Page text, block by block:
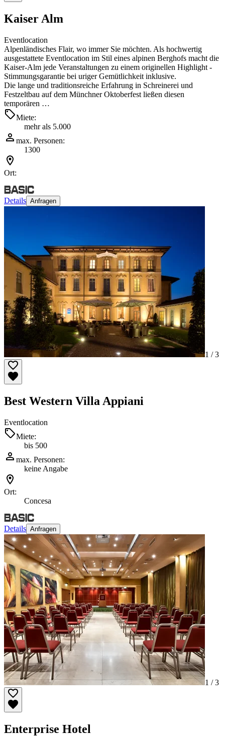
Kaiser Alm
Eventlocation
Alpenländisches Flair, wo immer Sie möchten. Als hochwertig
ausgestattete Eventlocation im Stil eines alpinen Berghofs macht die
Kaiser-Alm jede Veranstaltungen zu einem originellen Highlight -
Stimmungsgarantie bei uriger Gemütlichkeit inklusive.
Die lange und traditionsreiche Erfahrung in Schreinerei und
Festzeltbau auf dem Münchner Oktoberfest ließen diesen
temporären …
Miete:
mehr als 5.000
max. Personen:
1300
Ort:
Details Anfragen
1 /3
Best Western Villa Appiani
Eventlocation
Miete:
bis 500
max. Personen:
keine Angabe
Ort:
Concesa
Details Anfragen
1 /3
Enterprise Hotel